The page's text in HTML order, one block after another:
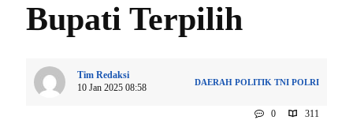
Bupati Terpilih
Tim Redaksi
10 Jan 2025 08:58
DAERAH POLITIK TNI POLRI
0 311